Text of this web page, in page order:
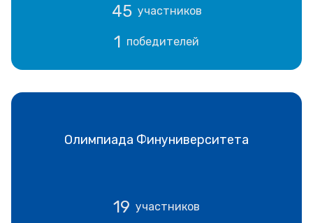
45 участников
1 победителей
Олимпиада Финуниверситета
19 участников